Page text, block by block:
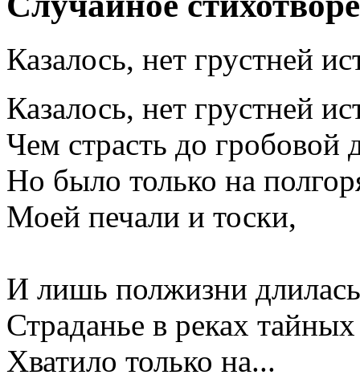
Казалось, нет грустней
Казалось, нет грустней
Чем страсть до гробовой
Но было только на
Моей печали и тоски,
И лишь полжизни
Страданье в реках тайных
Хватило только на...